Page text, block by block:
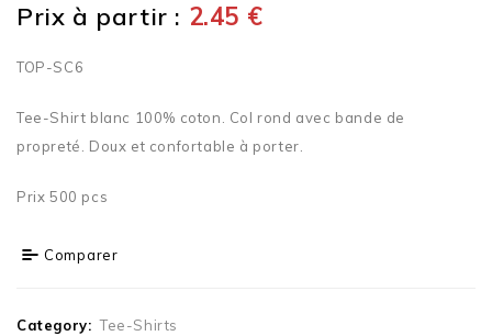
Prix à partir : 2.45 €
TOP-SC6
Tee-Shirt blanc 100% coton. Col rond avec bande de
propreté. Doux et confortable à porter.
Prix 500 pcs
Comparer
Category: Tee-Shirts